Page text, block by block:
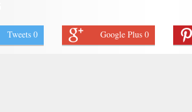
Tweets 0 Google Plus 0